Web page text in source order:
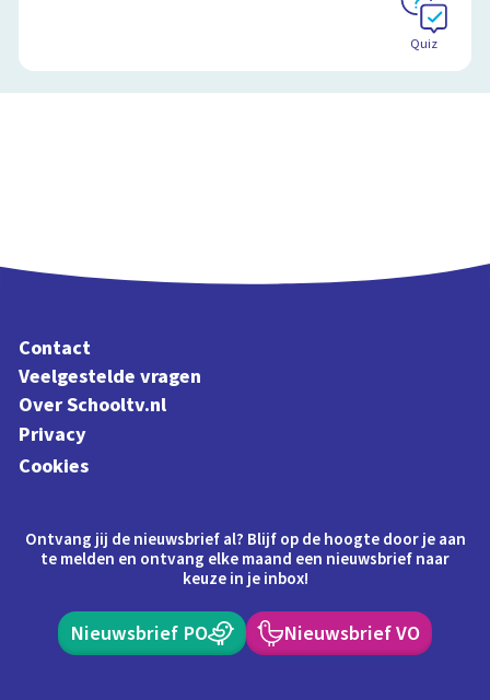
Quiz
Contact
Veelgestelde vragen
Over Schooltv.nl
Privacy
Cookies
Ontvang jij de nieuwsbrief al? Blijf op de hoogte door je aan
te melden en ontvang elke maand een nieuwsbrief naar
keuze in je inbox!
Nieuwsbrief PO Nieuwsbrief VO